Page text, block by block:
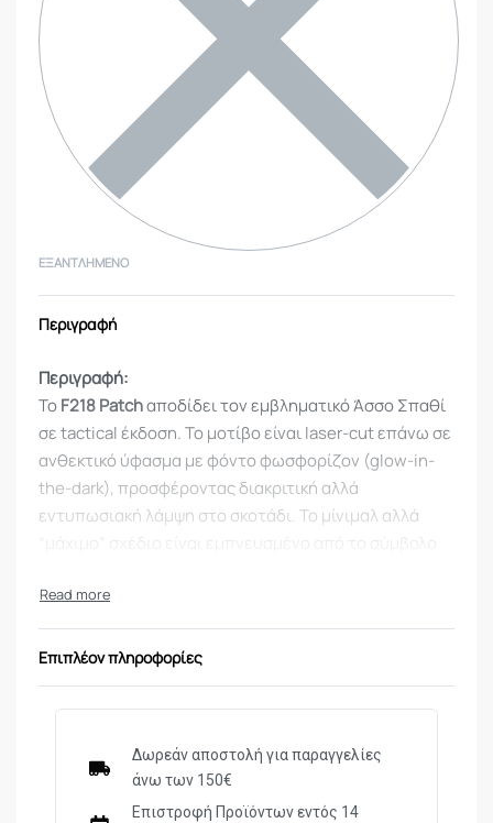
ΕΞΑΝΤΛΗΜΈΝΟ
Περιγραφή
Περιγραφή:
ΤοF218 Patchαποδίδει τον εμβληματικό Άσσο Σπαθί
σε tactical έκδοση. Το μοτίβο είναι laser-cut επάνω σε
ανθεκτικό ύφασμα με φόντο φωσφορίζον (glow-in-
the-dark), προσφέροντας διακριτική αλλά
εντυπωσιακή λάμψη στο σκοτάδι. Το μίνιμαλ αλλά
Υλικό: Υψηλής αντοχής ύφασμα σε tan/coyote
απόχρωση
Laser-cut σχέδιο Άσσου Σπαθί
Glow-in-the-dark υπόστρωμα
Επιπλέον πληροφορίες
Δωρεάν αποστολή για παραγγελίες
άνω των 150€
Επιστροφή Προϊόντων εντός 14